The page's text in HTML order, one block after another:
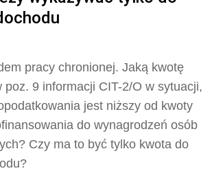
pracy chronionej. Jaką kwotę
poz. 9 informacji CIT-2/O w sytuacji,
jest niższy od kwoty
do wynagrodzeń osób
Czy ma to być tylko kwota do